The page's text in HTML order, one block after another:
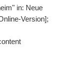
in: Neue
Version];